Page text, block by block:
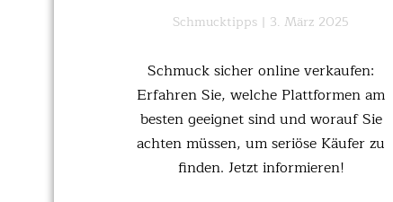
Schmucktipps 3. März 2025
Schmuck sicher online verkaufen:
Erfahren Sie, welche Plattformen am
besten geeignet sind und worauf Sie
achten müssen, um seriöse Käufer zu
finden. Jetzt informieren!